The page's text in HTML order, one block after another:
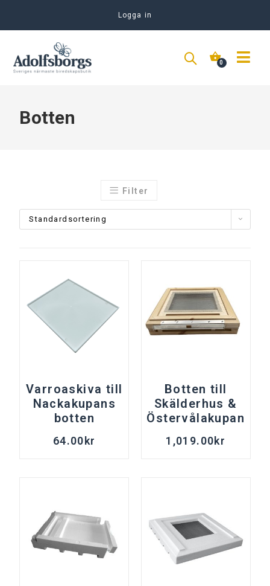
Logga in
Botten
Filter
Standardsortering
Varroaskiva till
Nackakupans
botten
64.00kr
Botten till
Skälderhus &
Östervålakupan
1,019.00kr